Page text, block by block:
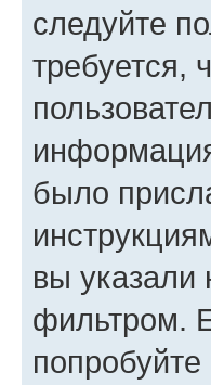
следуйте
требуется,
было
вы указали
фильтром.